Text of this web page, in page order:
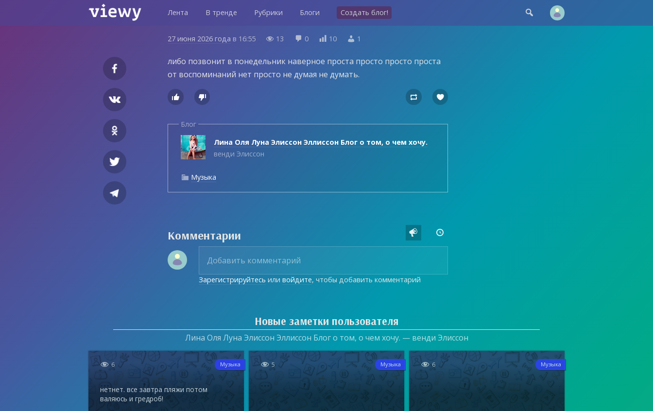
Лента В тренде Рубрики Блоги Создать блог! 
27 июня 2026 года в 16:55  13  0  10  1
либо позвонит в понедельник наверное проста просто просто проста
от воспоминаний нет просто не думая не думать.
   
Блог
Лина Оля Луна Элиссон Эллиссон Блог о том, о чем хочу.
венди Элиссон
 Музыка
Комментарии  
Зарегистрируйтесь иливойдите, чтобы добавить комментарий
Новые заметки пользователя
Лина Оля Луна Элиссон Эллиссон Блог о том, о чем хочу. — венди Элиссон
 6 Музыка
нетнет. все завтра пляжи потом
валяюсь и гредроб!
 5 Музыка  6 Музыка